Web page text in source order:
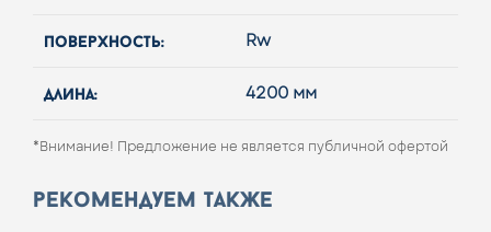
поверхность: Rw
длина: 4200 мм
*Внимание! Предложение не является публичной офертой
рекомендуем также